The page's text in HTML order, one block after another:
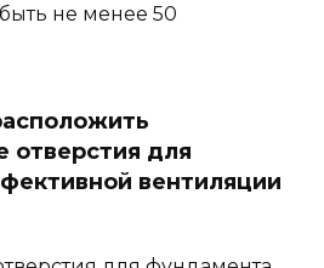
не менее 50
отверстия для
вентиляции